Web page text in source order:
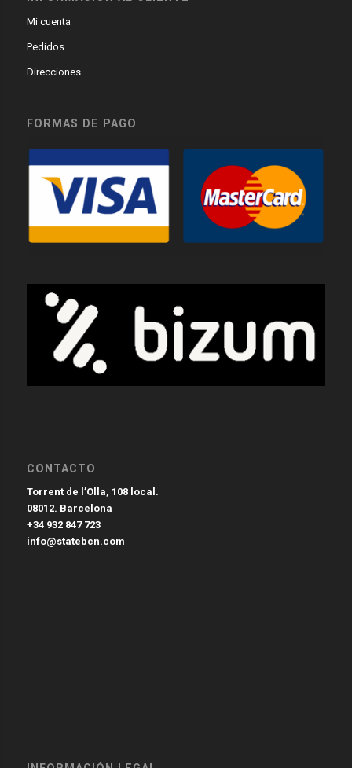
Mi cuenta
Pedidos
Direcciones
FORMAS DE PAGO
CONTACTO
Torrent de l’Olla, 108 local.
08012. Barcelona
+34 932 847 723
info@statebcn.com